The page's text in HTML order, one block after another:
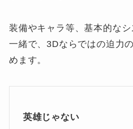
装備やキャラ等、基本的な
一緒で、3Dならではの迫力
めます。
英雄じゃない